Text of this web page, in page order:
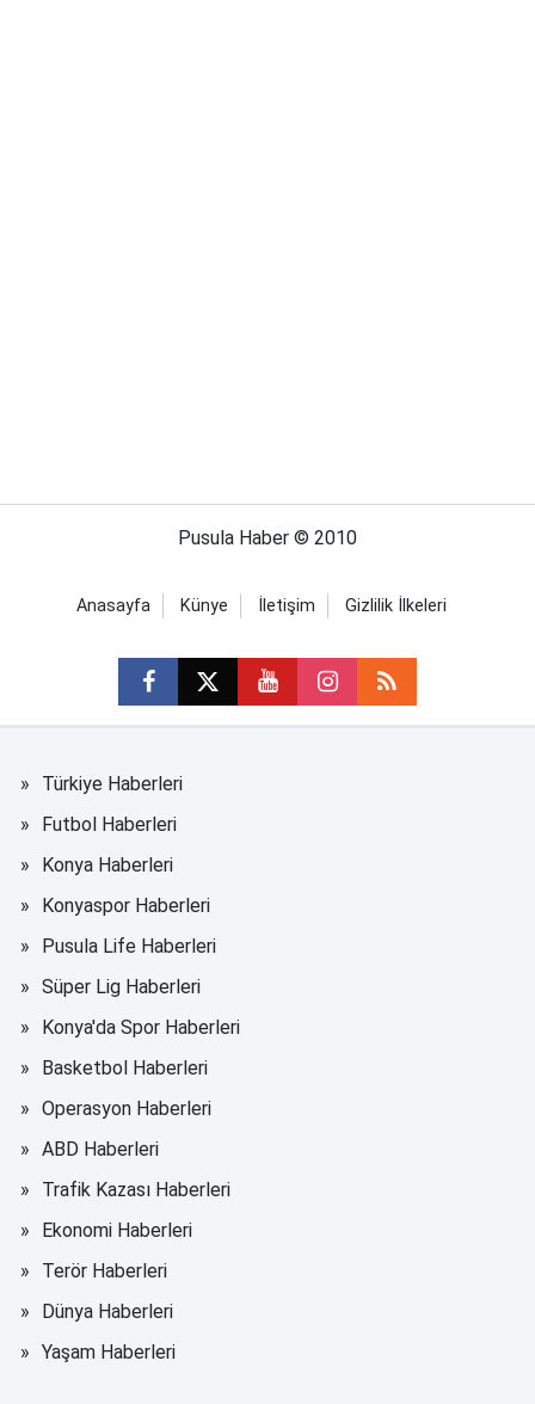
Pusula Haber © 2010
Anasayfa Künye İletişim Gizlilik İlkeleri
Türkiye Haberleri
Futbol Haberleri
Konya Haberleri
Konyaspor Haberleri
Pusula Life Haberleri
Süper Lig Haberleri
Konya'da Spor Haberleri
Basketbol Haberleri
Operasyon Haberleri
ABD Haberleri
Trafik Kazası Haberleri
Ekonomi Haberleri
Terör Haberleri
Dünya Haberleri
Yaşam Haberleri